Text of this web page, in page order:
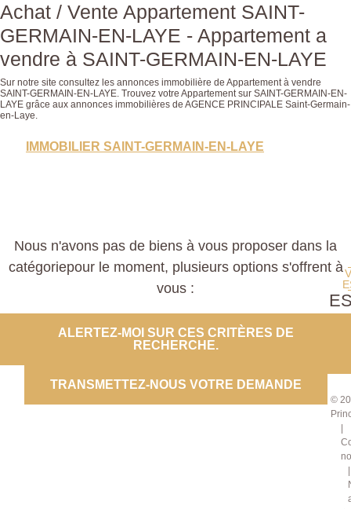
Achat / Vente Appartement SAINT-
GERMAIN-EN-LAYE - Appartement a
vendre à SAINT-GERMAIN-EN-LAYE
Sur notre site consultez les annonces immobilière de Appartement à vendre
SAINT-GERMAIN-EN-LAYE. Trouvez votre Appartement sur SAINT-GERMAIN-EN-
LAYE grâce aux annonces immobilières de AGENCE PRINCIPALE Saint-Germain-
en-Laye.
IMMOBILIER SAINT-GERMAIN-EN-LAYE
Nous n'avons pas de biens à vous proposer dans la
catégoriepour le moment, plusieurs options s'offrent à
vous :
ALERTEZ-MOI SUR CES CRITÈRES DE
RECHERCHE.
TRANSMETTEZ-NOUS VOTRE DEMANDE
©